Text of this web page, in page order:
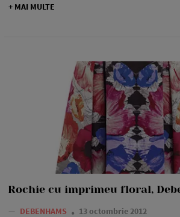
+ MAI MULTE
Rochie cu imprimeu floral,
— DEBENHAMS
13 octombrie 2012